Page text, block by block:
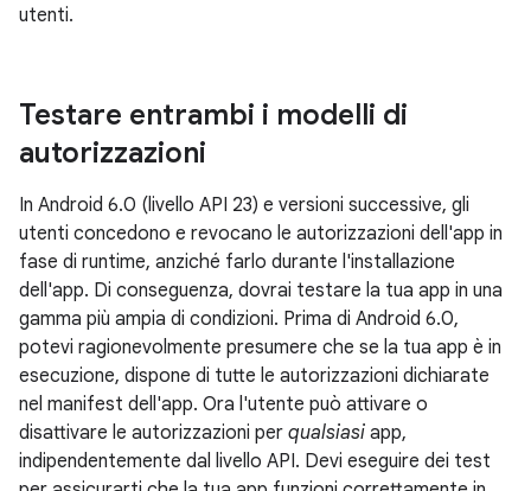
utenti.
Testare entrambi i modelli di
autorizzazioni
In Android 6.0 (livello API 23) e versioni successive, gli
utenti concedono e revocano le autorizzazioni dell'app in
fase di runtime, anziché farlo durante l'installazione
dell'app. Di conseguenza, dovrai testare la tua app in una
gamma più ampia di condizioni. Prima di Android 6.0,
potevi ragionevolmente presumere che se la tua app è in
esecuzione, dispone di tutte le autorizzazioni dichiarate
nel manifest dell'app. Ora l'utente può attivare o
disattivare le autorizzazioni per qualsiasi app,
indipendentemente dal livello API. Devi eseguire dei test